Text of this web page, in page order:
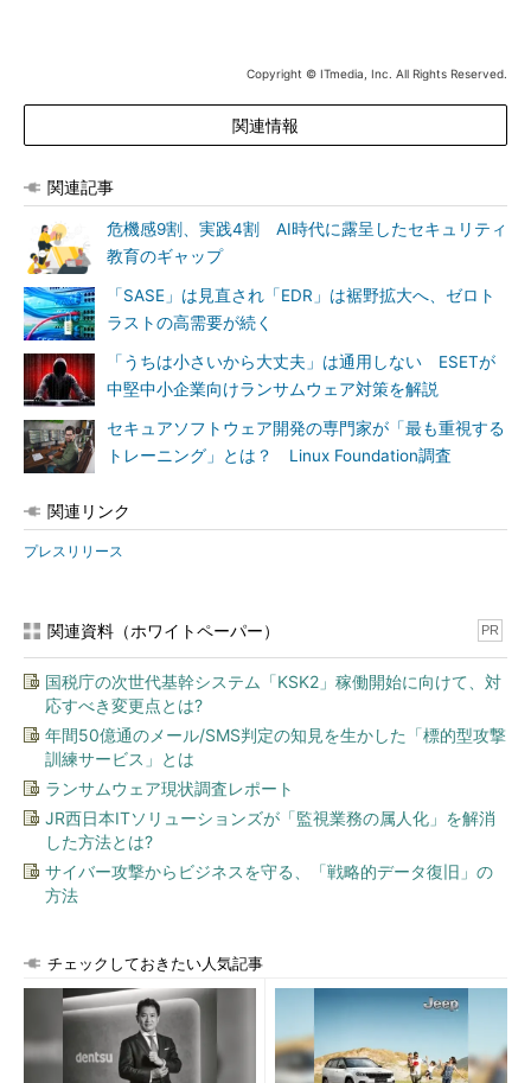
Copyright © ITmedia, Inc. All Rights Reserved.
関連情報
関連記事
危機感9割、実践4割 AI時代に露呈したセキュリティ
教育のギャップ
「SASE」は見直され「EDR」は裾野拡大へ、ゼロト
ラストの高需要が続く
「うちは小さいから大丈夫」は通用しない ESETが
中堅中小企業向けランサムウェア対策を解説
セキュアソフトウェア開発の専門家が「最も重視する
トレーニング」とは？ Linux Foundation調査
関連リンク
プレスリリース
関連資料（ホワイトペーパー） PR
国税庁の次世代基幹システム「KSK2」稼働開始に向けて、対
応すべき変更点とは?
年間50億通のメール/SMS判定の知見を生かした「標的型攻撃
訓練サービス」とは
ランサムウェア現状調査レポート
JR西日本ITソリューションズが「監視業務の属人化」を解消
した方法とは?
サイバー攻撃からビジネスを守る、「戦略的データ復旧」の
方法
チェックしておきたい人気記事